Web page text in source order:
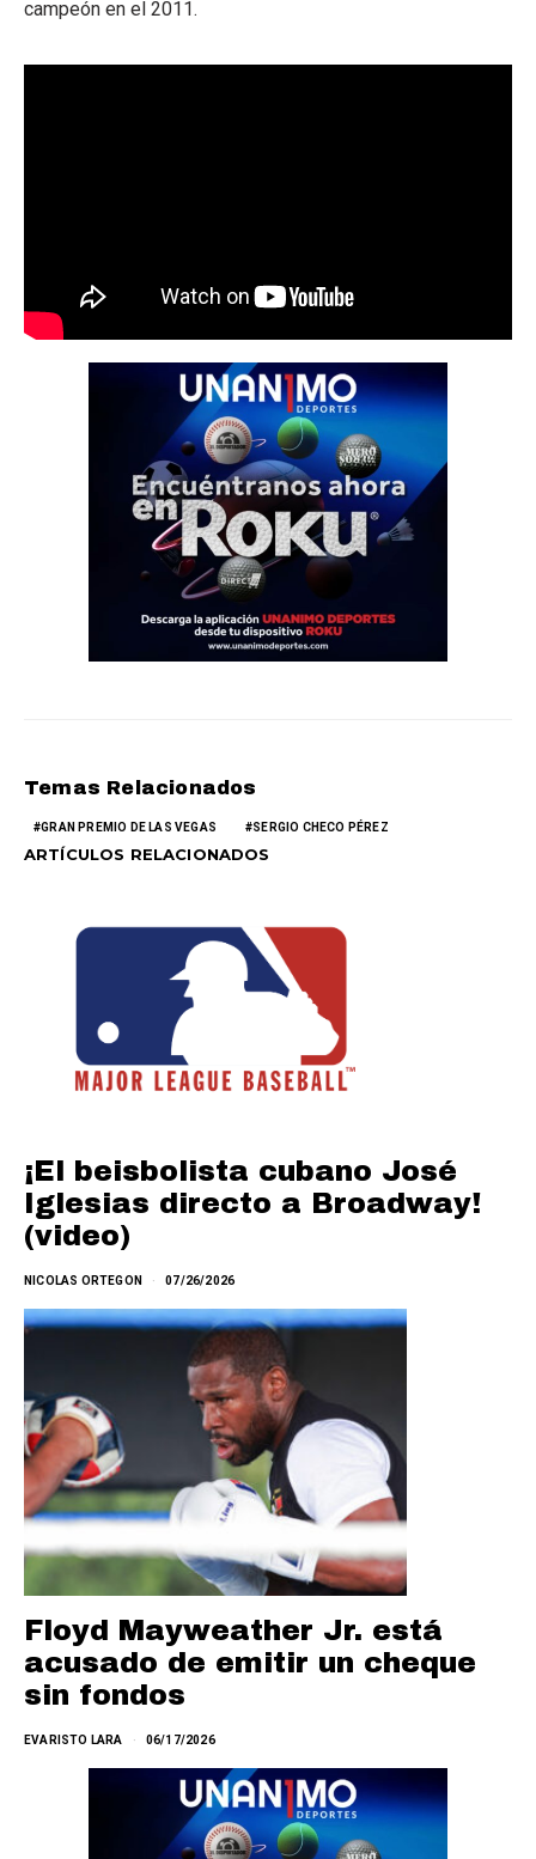
campeón en el 2011.
Temas Relacionados
GRAN PREMIO DE LAS VEGAS SERGIO CHECO PÉREZ
ARTÍCULOS RELACIONADOS
¡El beisbolista cubano José
Iglesias directo a Broadway!
(video)
NICOLAS ORTEGON 07/26/2026
Floyd Mayweather Jr. está
acusado de emitir un cheque
sin fondos
EVARISTO LARA 06/17/2026